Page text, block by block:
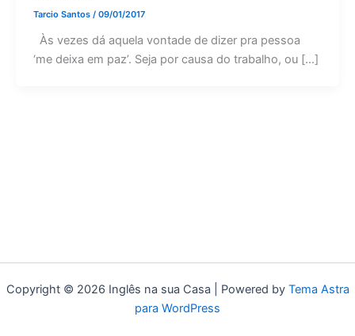
Tarcio Santos / 09/01/2017
Às vezes dá aquela vontade de dizer pra pessoa
‘me deixa em paz’. Seja por causa do trabalho, ou […]
Copyright © 2026 Inglês na sua Casa | Powered by Tema Astra
para WordPress